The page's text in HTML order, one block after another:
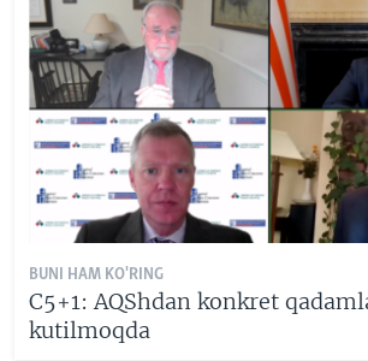
BUNI HAM KO'RING
C5+1: AQShdan konkret
kutilmoqda